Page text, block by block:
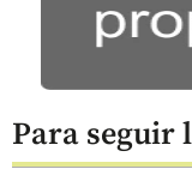
Para seguir